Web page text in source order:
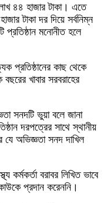
৪৪ হাজার টাকা। এতে
টাকা দর দিয়ে সর্বনিম্ন
প্রতিষ্ঠান মনোনীত হলে
প্রতিষ্ঠানের কাছ থেকে
খাবার সরবরাহের
সনদটি ভুয়া বলে জানা
দরপত্রের সাথে স্থানীয়
যে অভিজ্ঞতা সনদ দাখিল
কর্মকর্তা বরাবর লিখিত ভাবে
প্রদান করেননি।